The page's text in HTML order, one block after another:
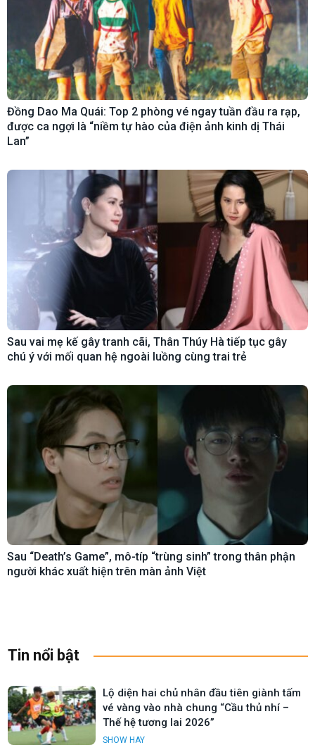
Đồng Dao Ma Quái: Top 2 phòng vé ngay tuần đầu ra rạp,
được ca ngợi là “niềm tự hào của điện ảnh kinh dị Thái
Lan”
Sau vai mẹ kế gây tranh cãi, Thân Thúy Hà tiếp tục gây
chú ý với mối quan hệ ngoài luồng cùng trai trẻ
Sau “Death’s Game”, mô-típ “trùng sinh” trong thân phận
người khác xuất hiện trên màn ảnh Việt
Tin nổi bật
Lộ diện hai chủ nhân đầu tiên giành tấm
vé vàng vào nhà chung “Cầu thủ nhí –
Thế hệ tương lai 2026”
SHOW HAY